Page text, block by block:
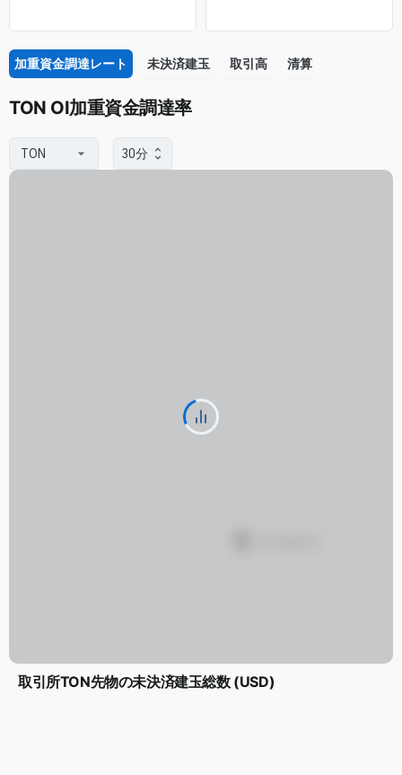
加重資金調達レート 未決済建玉 取引高 清算
TON OI加重資金調達率
30分
取引所TON先物の未決済建玉総数 (USD)